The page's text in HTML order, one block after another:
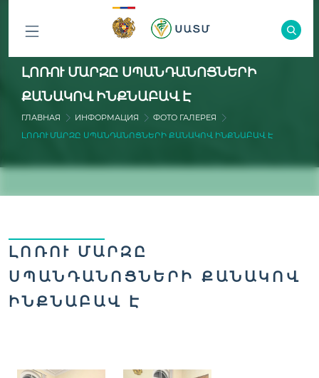
ԲՈԼՈՐ
ԲԱԺԻՆՆԵՐԸ
ԼՈՌՈՒ ՄԱՐԶԸ ՍՊԱՆԴԱՆՈՑՆԵՐԻ
ՔԱՆԱԿՈՎ ԻՆՔՆԱԲԱՎ Է
ГЛАВНАЯ ИНФОРМАЦИЯ
ФОТО ГАЛЕРЕЯ
ԼՈՌՈՒ ՄԱՐԶԸ ՍՊԱՆԴԱՆՈՑՆԵՐԻ ՔԱՆԱԿՈՎ ԻՆՔՆԱԲԱՎ Է
ԼՈՌՈՒ ՄԱՐԶԸ
ՍՊԱՆԴԱՆՈՑՆԵՐԻ ՔԱՆԱԿՈՎ
ԻՆՔՆԱԲԱՎ Է